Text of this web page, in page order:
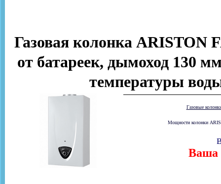
Газовая колонка ARISTON
от батареек, дымоход 130
температуры
Газовые
Мощности колонки
Ваша